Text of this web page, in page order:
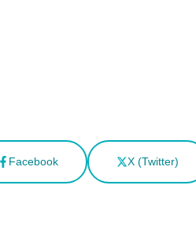
Facebook X (Twitter)